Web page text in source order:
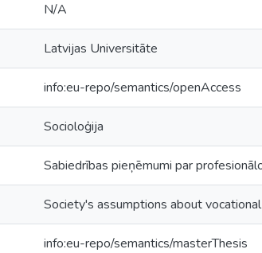
N/A
Latvijas Universitāte
info:eu-repo/semantics/openAccess
Socioloģija
Sabiedrības pieņēmumi par
Society's assumptions about
info:eu-repo/semantics/masterThesis